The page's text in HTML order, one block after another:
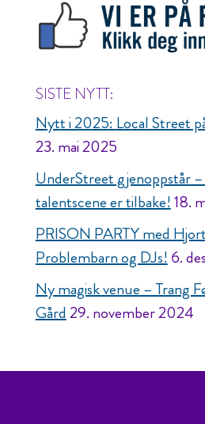
SISTE NYTT:
Nytt i 2025: Local Street
23. mai 2025
UnderStreet gjenoppstår
talentscene er tilbake!18.
PRISON PARTY med
Problembarn og DJs!6.
Ny magisk venue – Trang
Gård29. november 2024